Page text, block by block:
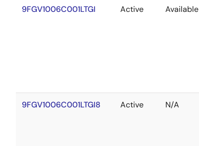
9FGV1006C001LTGI Active Available
9FGV1006C001LTGI8 Active N/A